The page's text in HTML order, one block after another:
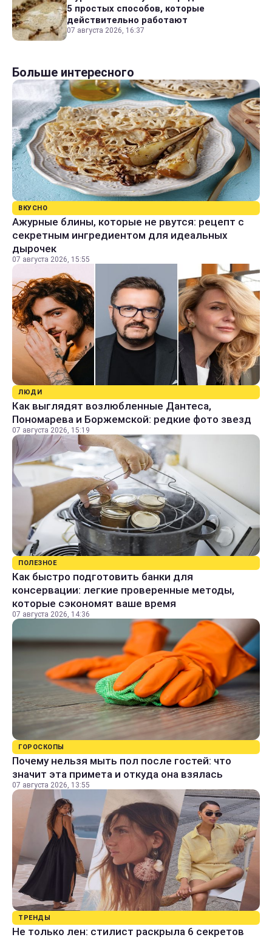
5 простых способов, которые
действительно работают
07 августа 2026, 16:37
Больше интересного
ВКУСНО
Ажурные блины, которые не рвутся: рецепт с
секретным ингредиентом для идеальных
дырочек
07 августа 2026, 15:55
ЛЮДИ
Как выглядят возлюбленные Дантеса,
Пономарева и Боржемской: редкие фото звезд
07 августа 2026, 15:19
ПОЛЕЗНОЕ
Как быстро подготовить банки для
консервации: легкие проверенные методы,
которые сэкономят ваше время
07 августа 2026, 14:36
ГОРОСКОПЫ
Почему нельзя мыть пол после гостей: что
значит эта примета и откуда она взялась
07 августа 2026, 13:55
ТРЕНДЫ
Не только лен: стилист раскрыла 6 секретов